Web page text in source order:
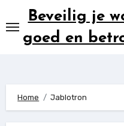
naar
inhoud
Beveilig je
goed en
Home Jablotron